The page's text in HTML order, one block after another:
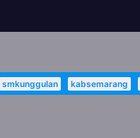
smkunggulan kabsemarang